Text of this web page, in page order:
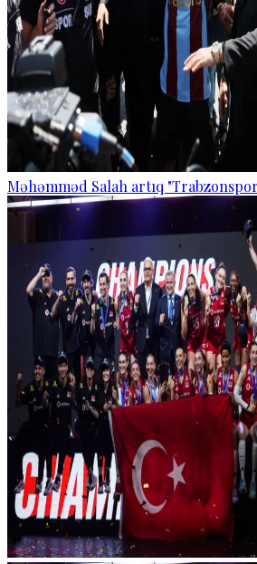
Məhəmməd Salah artıq